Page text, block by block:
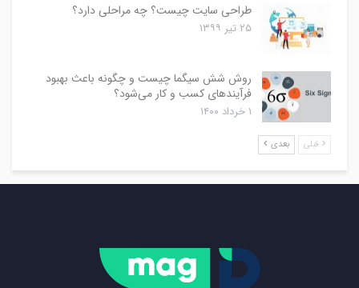
طراحی سایت چیست؟ چه مراحلی دارد؟
۲۵ تیر ۱۳۹۹
روش شش سیگما چیست و چگونه باعث بهبود
فرآیندهای کسب و کار می‌شود؟
۱ خرداد ۱۴۰۰
قبلی بعدی